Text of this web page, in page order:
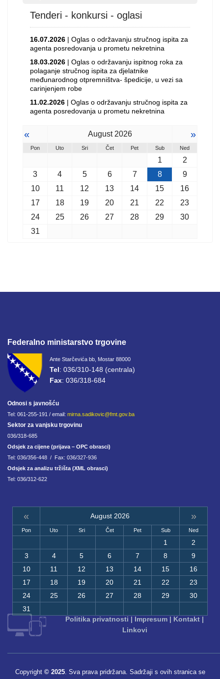
Tenderi - konkursi - oglasi
16.07.2026 | Oglas o održavanju stručnog ispita za
agenta posredovanja u prometu nekretnina
18.03.2026 | Oglas o održavanju ispitnog roka za
polaganje stručnog ispita za djelatnike
međunarodnog otpremništva- špedicije, u vezi sa
carinjenjem robe
11.02.2026 | Oglas o održavanju stručnog ispita za
agenta posredovanja u prometu nekretnina
« August 2026 »
Pon Uto Sri Čet Pet Sub Ned
1
2
3
4 5 6 7 8
9
10
11 12 13 14 15
16
17
18 19 20 21 22
23
24
25 26 27 28 29
30
31
Federalno ministarstvo trgovine
Ante Starčevića bb, Mostar 88000
Tel: 036/310-148 (centrala)
Fax: 036/318-684
Odnosi s javnošću
Tel: 061-255-191 / email: mirna.sadikovic@fmt.gov.ba
Sektor za vanjsku trgovinu
036/318-685
Odsjek za cijene (prijava – OPC obrasci)
Tel: 036/356-448 / Fax: 036/327-936
Odsjek za analizu tržišta (XML obrasci)
Tel: 036/312-622
« August 2026 »
Pon Uto Sri Čet Pet Sub Ned
1
2
3
4 5 6 7 8
9
10
11 12 13 14 15
16
17
18 19 20 21 22
23
24
25 26 27 28 29
30
31
Politika privatnosti | Impresum | Kontakt |
Linkovi
Copyright © 2025. Sva prava pridržana. Sadržaji s ovih stranica se